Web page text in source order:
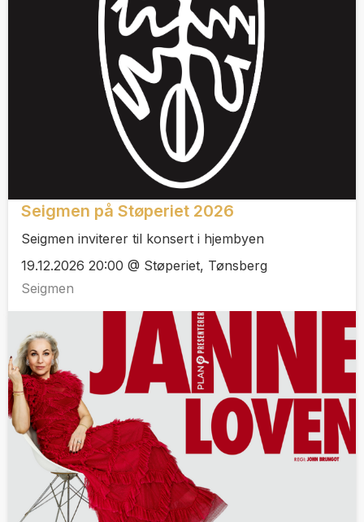
Seigmen på Støperiet 2026
Seigmen inviterer til konsert i hjembyen
19.12.2026 20:00 @ Støperiet, Tønsberg
Seigmen